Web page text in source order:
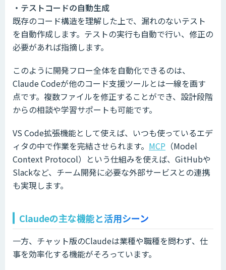
・テストコードの自動生成
既存のコード構造を理解した上で、漏れのないテスト
を自動作成します。テストの実行も自動で行い、修正の
必要があれば指摘します。
このように開発フロー全体を自動化できるのは、
Claude Codeが他のコード支援ツールとは一線を画す
点です。複数ファイルを修正することができ、設計段階
からの相談や学習サポートも可能です。
VS Code拡張機能として使えば、いつも使っているエデ
ィタの中で作業を完結させられます。 MCP （Model
Context Protocol）という仕組みを使えば、GitHubや
Slackなど、チーム開発に必要な外部サービスとの連携
も実現します。
Claudeの主な機能と活用シーン
一方、チャット版のClaudeは業種や職種を問わず、仕
事を効率化する機能がそろっています。